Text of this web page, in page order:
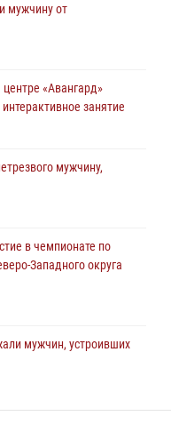
ВНЕВЕДОМСТВЕННОЙ
мужчину от
«Авангард»
занятие
мужчину,
в чемпионате по
Западного округа
мужчин, устроивших